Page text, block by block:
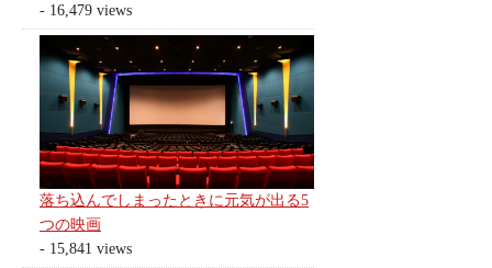
- 16,479 views
落ち込んでしまったときに元気が出る5
つの映画
- 15,841 views